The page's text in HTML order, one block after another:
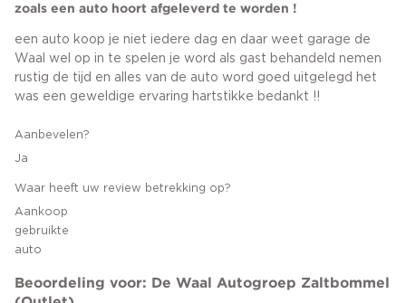
zoals een auto hoort afgeleverd te worden !
een auto koop je niet iedere dag en daar weet garage de
Waal wel op in te spelen je word als gast behandeld nemen
rustig de tijd en alles van de auto word goed uitgelegd het
was een geweldige ervaring hartstikke bedankt !!
Aanbevelen?
Ja
Waar heeft uw review betrekking op?
Aankoop
gebruikte
auto
Beoordeling voor: De Waal Autogroep Zaltbommel